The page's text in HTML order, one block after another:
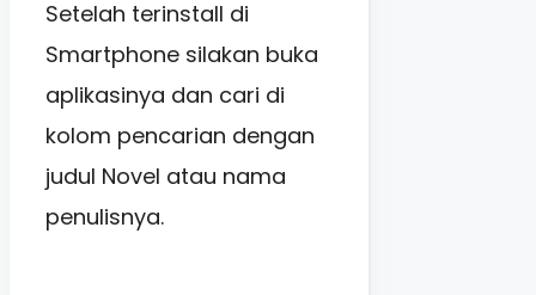
Setelah terinstall di
Smartphone silakan buka
aplikasinya dan cari di
kolom pencarian dengan
judul Novel atau nama
penulisnya.